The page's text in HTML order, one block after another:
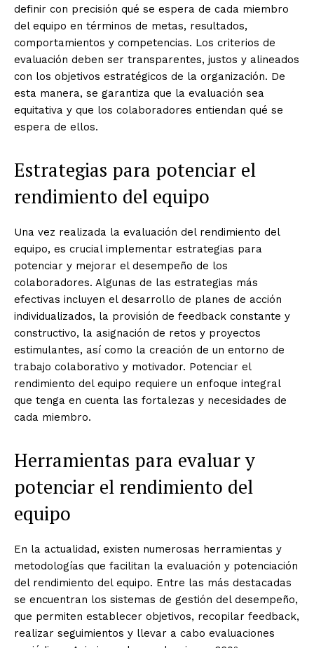
definir con precisión qué se espera de cada miembro
del equipo en términos de metas, resultados,
comportamientos y competencias. Los criterios de
evaluación deben ser transparentes, justos y alineados
con los objetivos estratégicos de la organización. De
esta manera, se garantiza que la evaluación sea
equitativa y que los colaboradores entiendan qué se
espera de ellos.
Estrategias para potenciar el
rendimiento del equipo
Una vez realizada la evaluación del rendimiento del
equipo, es crucial implementar estrategias para
potenciar y mejorar el desempeño de los
colaboradores. Algunas de las estrategias más
efectivas incluyen el desarrollo de planes de acción
individualizados, la provisión de feedback constante y
constructivo, la asignación de retos y proyectos
estimulantes, así como la creación de un entorno de
trabajo colaborativo y motivador. Potenciar el
rendimiento del equipo requiere un enfoque integral
que tenga en cuenta las fortalezas y necesidades de
cada miembro.
Herramientas para evaluar y
potenciar el rendimiento del
equipo
En la actualidad, existen numerosas herramientas y
metodologías que facilitan la evaluación y potenciación
del rendimiento del equipo. Entre las más destacadas
se encuentran los sistemas de gestión del desempeño,
que permiten establecer objetivos, recopilar feedback,
realizar seguimientos y llevar a cabo evaluaciones